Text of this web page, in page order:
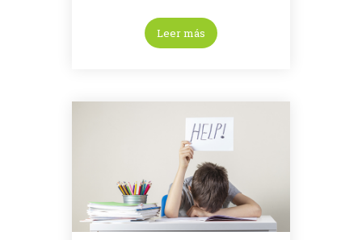
Leer más